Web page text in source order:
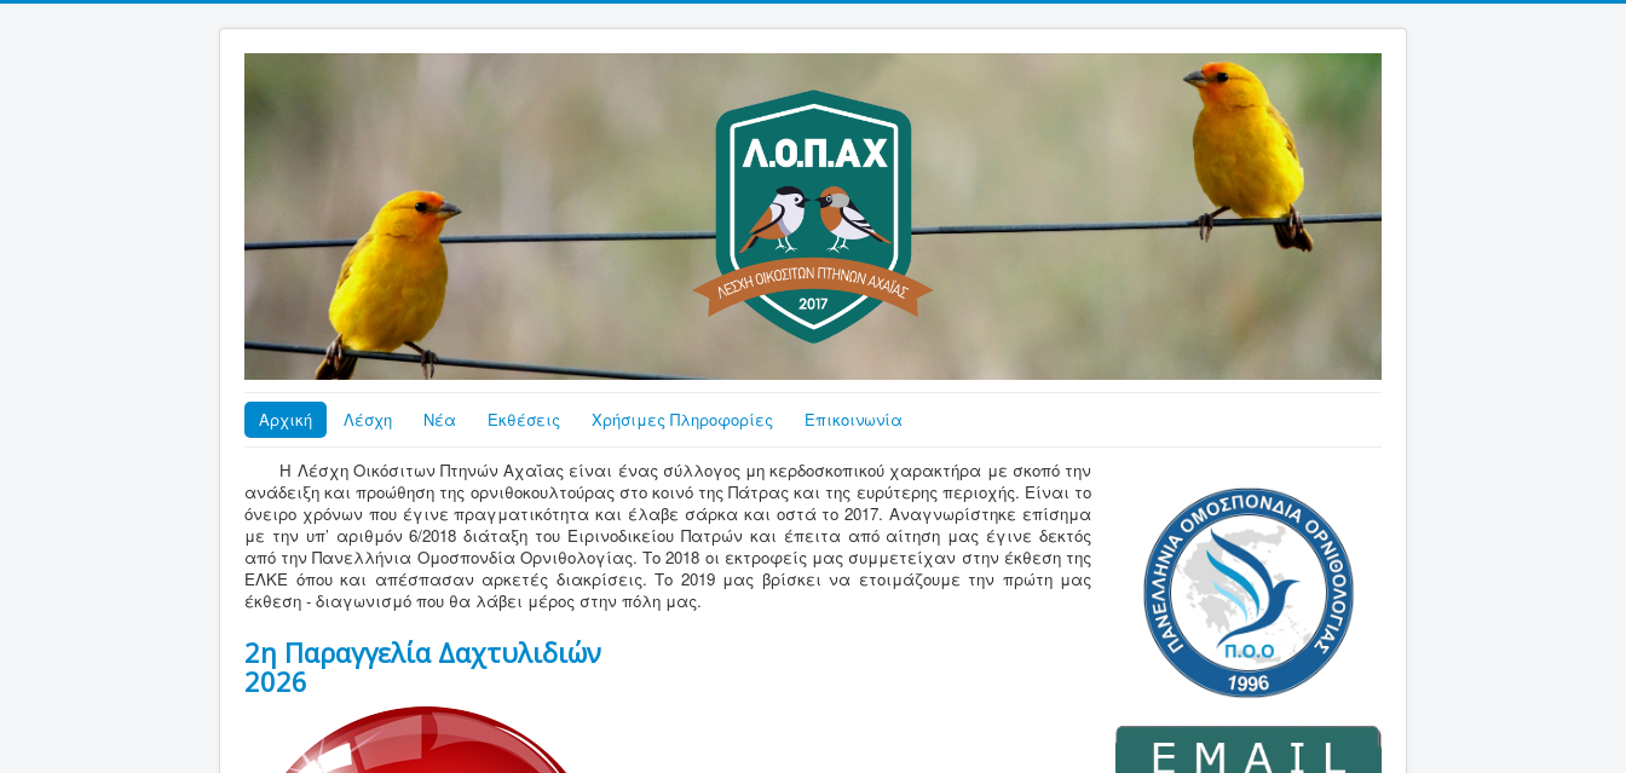
Αρχική Λέσχη Νέα Εκθέσεις Χρήσιμες Πληροφορίες Επικοινωνία
H Λέσχη Οικόσιτων Πτηνών Αχαΐας είναι ένας σύλλογος μη κερδοσκοπικού χαρακτήρα με σκοπό την
ανάδειξη και προώθηση της ορνιθοκουλτούρας στο κοινό της Πάτρας και της ευρύτερης περιοχής. Είναι το
όνειρο χρόνων που έγινε πραγματικότητα και έλαβε σάρκα και οστά το 2017. Αναγνωρίστηκε επίσημα
με την υπ’ αριθμόν 6/2018 διάταξη του Ειρινοδικείου Πατρών και έπειτα από αίτηση μας έγινε δεκτός
από την Πανελλήνια Ομοσπονδία Ορνιθολογίας. Το 2018 οι εκτροφείς μας συμμετείχαν στην έκθεση της
ΕΛΚΕ όπου και απέσπασαν αρκετές διακρίσεις. Το 2019 μας βρίσκει να ετοιμάζουμε την πρώτη μας
έκθεση - διαγωνισμό που θα λάβει μέρος στην πόλη μας.
2η Παραγγελία Δαχτυλιδιών
2026